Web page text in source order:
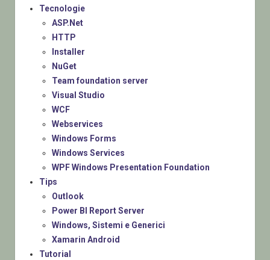
Tecnologie
ASP.Net
HTTP
Installer
NuGet
Team foundation server
Visual Studio
WCF
Webservices
Windows Forms
Windows Services
WPF Windows Presentation Foundation
Tips
Outlook
Power BI Report Server
Windows, Sistemi e Generici
Xamarin Android
Tutorial